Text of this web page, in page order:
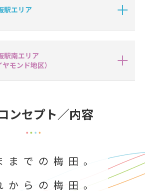
駅エリア
駅南エリア
ヤモンド地区）
ンセプト／内容
までの梅田。
からの梅田。